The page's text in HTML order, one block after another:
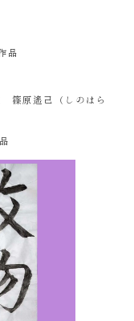
ー
品
篠原遙己（しのはら